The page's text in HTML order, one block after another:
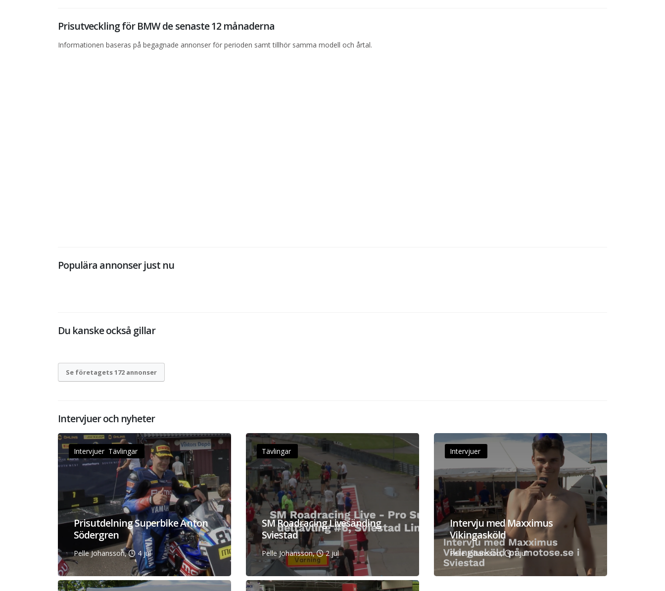
Prisutveckling för BMW de senaste 12 månaderna
Informationen baseras på begagnade annonser för perioden samt tillhör samma modell och årtal.
Populära annonser just nu
Du kanske också gillar
Se företagets 172 annonser
Intervjuer och nyheter
Intervjuer Tävlingar
Prisutdelning Superbike Anton
Södergren
Pelle Johansson, 4 jul
Tävlingar
SM Roadracing Livesänding
Sviestad
Pelle Johansson, 2 jul
Intervjuer
Intervju med Maxximus
Vikingasköld
Pelle Johansson, 1 jul